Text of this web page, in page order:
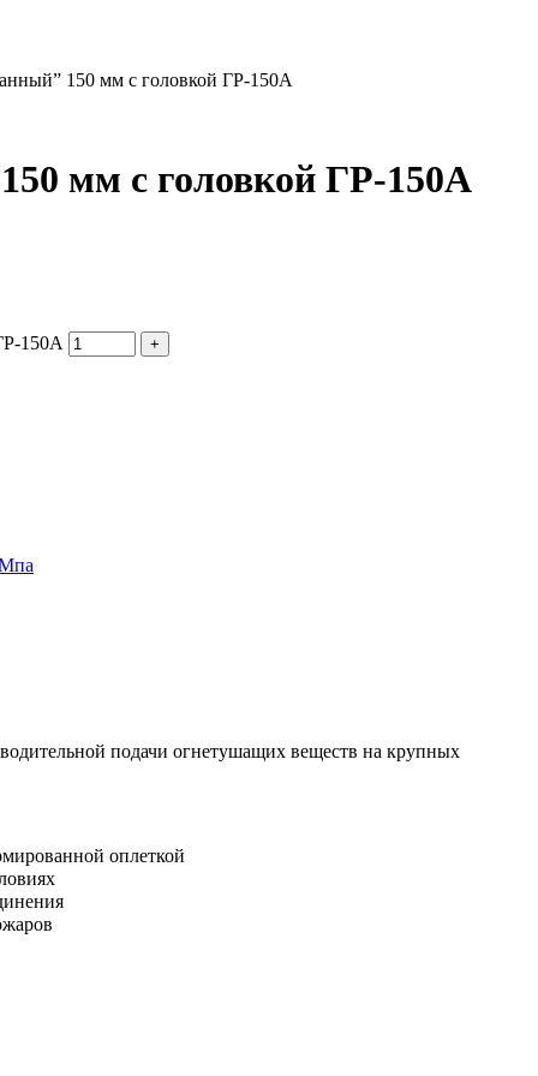
150 мм с головкой ГР-150А
мм с головкой ГР-150А
150А
+
подачи огнетушащих веществ на крупных
оплеткой